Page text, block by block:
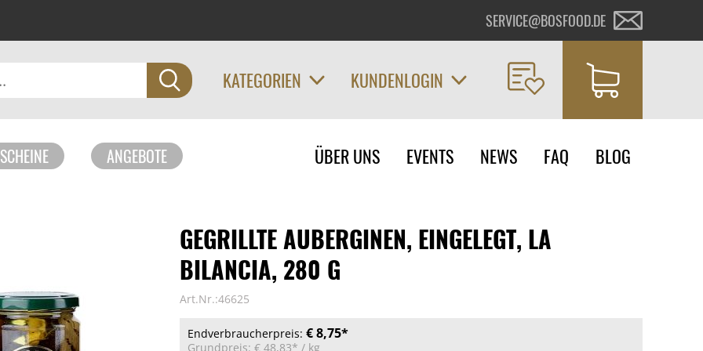
SERVICE@BOSFOOD.DE
KATEGORIEN KUNDENLOGIN
ANGEBOTE
Navigation
überspringen
ÜBER UNS EVENTS NEWS FAQ BLOG
GEGRILLTE AUBERGINEN, EINGELEGT, LA
BILANCIA, 280 G
Art.Nr.:46625
Endverbraucherpreis: € 8,75*
Grundpreis: € 48,83* / kg